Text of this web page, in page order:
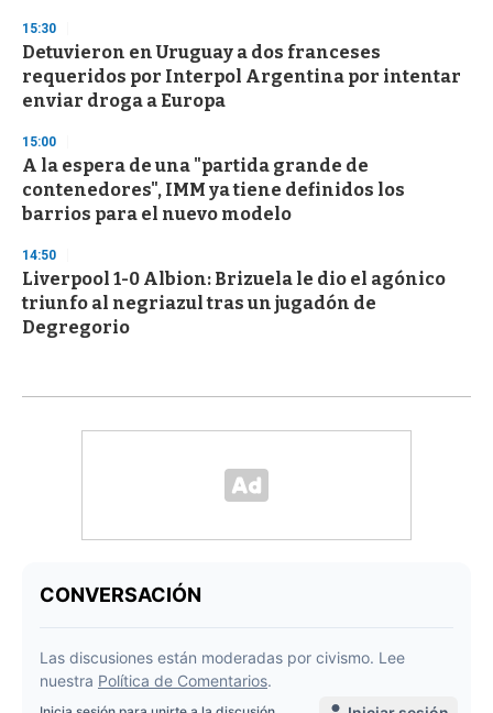
15:30
Detuvieron en Uruguay a dos franceses
requeridos por Interpol Argentina por intentar
enviar droga a Europa
15:00
A la espera de una "partida grande de
contenedores", IMM ya tiene definidos los
barrios para el nuevo modelo
14:50
Liverpool 1-0 Albion: Brizuela le dio el agónico
triunfo al negriazul tras un jugadón de
Degregorio